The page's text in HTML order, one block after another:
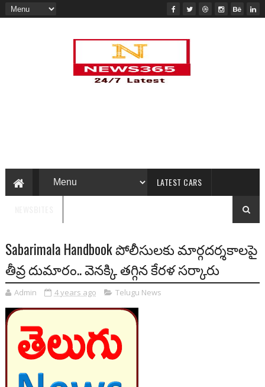
LATEST CARS
Sabarimala Handbook పోలీసులకు మార్గదర్శకాలపై
తీవ్ర దుమారం.. వెనక్కి తగ్గిన కేరళ సర్కారు
Admin 4 years ago Telugu News